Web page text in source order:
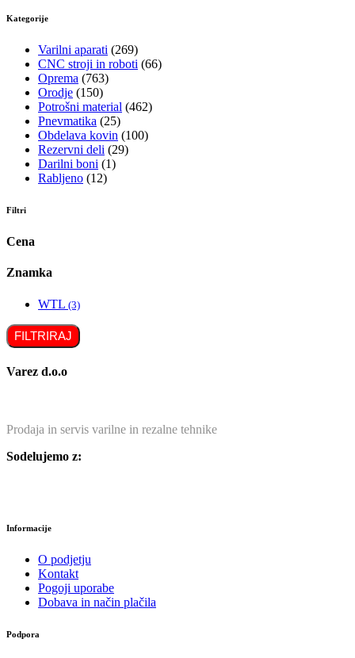
Kategorije
Varilni aparati (269)
CNC stroji in roboti (66)
Oprema (763)
Orodje (150)
Potrošni material (462)
Pnevmatika (25)
Obdelava kovin (100)
Rezervni deli (29)
Darilni boni (1)
Rabljeno (12)
Filtri
Cena
Znamka
WTL (3)
FILTRIRAJ
Varez d.o.o
Prodaja in servis varilne in rezalne tehnike
Sodelujemo z:
Informacije
O podjetju
Kontakt
Pogoji uporabe
Dobava in način plačila
Podpora